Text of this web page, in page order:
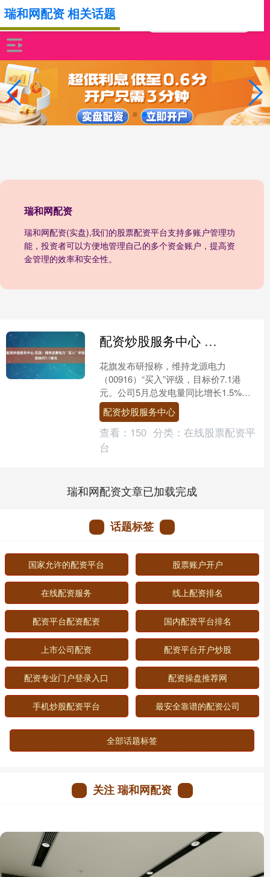
瑞和网配资
瑞和网配资(实盘),我们的股票配资平台支持多账户管理功
能，投资者可以方便地管理自己的多个资金账户，提高资
金管理的效率和安全性。
瑞和网配资 相关话题
配资炒股服务中心 花旗：维持龙源电力“买入”评级 目标价7.1港元
花旗发布研报称，维持龙源电力
（00916）“买入”评级，目标价7.1港
元。公司5月总发电量同比增长1.5%至
66.8亿千瓦时，其中风电及太阳能发电
量分别同比增长....
配资炒股服务中心
查看： 150 分类： 在线股票配资平
台
瑞和网配资文章已加载完成
话题标签
国家允许的配资平台 股票账户开户
在线配资服务 线上配资排名
配资平台配资配资 国内配资平台排名
上市公司配资 配资平台开户炒股
配资专业门户登录入口 配资操盘推荐网
手机炒股配资平台 最安全靠谱的配资公司
全部话题标签
关注 瑞和网配资